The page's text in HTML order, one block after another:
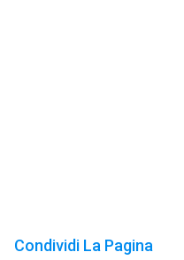
Condividi La Pagina